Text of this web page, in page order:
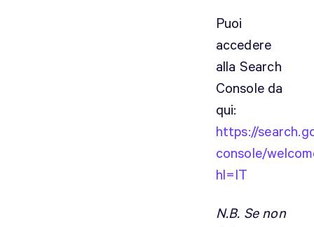
Puoi
accedere
alla Search
Console da
qui:
https://
console/
hl=IT
N.B. Se non